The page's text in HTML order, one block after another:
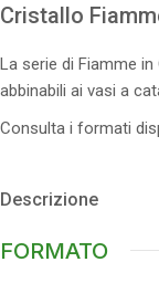
Cristallo
La serie di Fiamme
abbinabili ai vasi a
Consulta i formati
Descrizione
FORMATO